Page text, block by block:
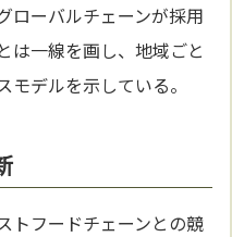
ローバルチェーンが採用
は一線を画し、地域ごと
モデルを示している。
トフードチェーンとの競